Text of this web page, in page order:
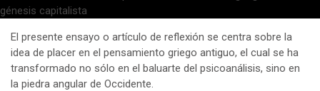
El presente ensayo o artículo de reflexión se centra sobre la
idea de placer en el pensamiento griego antiguo, el cual se ha
transformado no sólo en el baluarte del psicoanálisis, sino en
la piedra angular de Occidente.